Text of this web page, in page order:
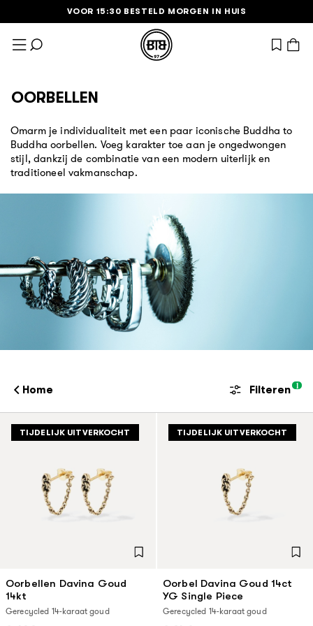
VOOR 15:30 BESTELD MORGEN IN HUIS
• •
View
OORBELLEN
Omarm je individualiteit met een paar iconische Buddha to
Buddha oorbellen. Voeg karakter toe aan je ongedwongen
stijl, dankzij de combinatie van een modern uiterlijk en
traditioneel vakmanschap.
Home Filteren 1
Oorbellen Davina Goud
14kt
Gerecycled 14-karaat goud
TIJDELIJK UITVERKOCHT
Oorbel Davina Goud 14ct
YG Single Piece
Gerecycled 14-karaat goud
TIJDELIJK UITVERKOCHT